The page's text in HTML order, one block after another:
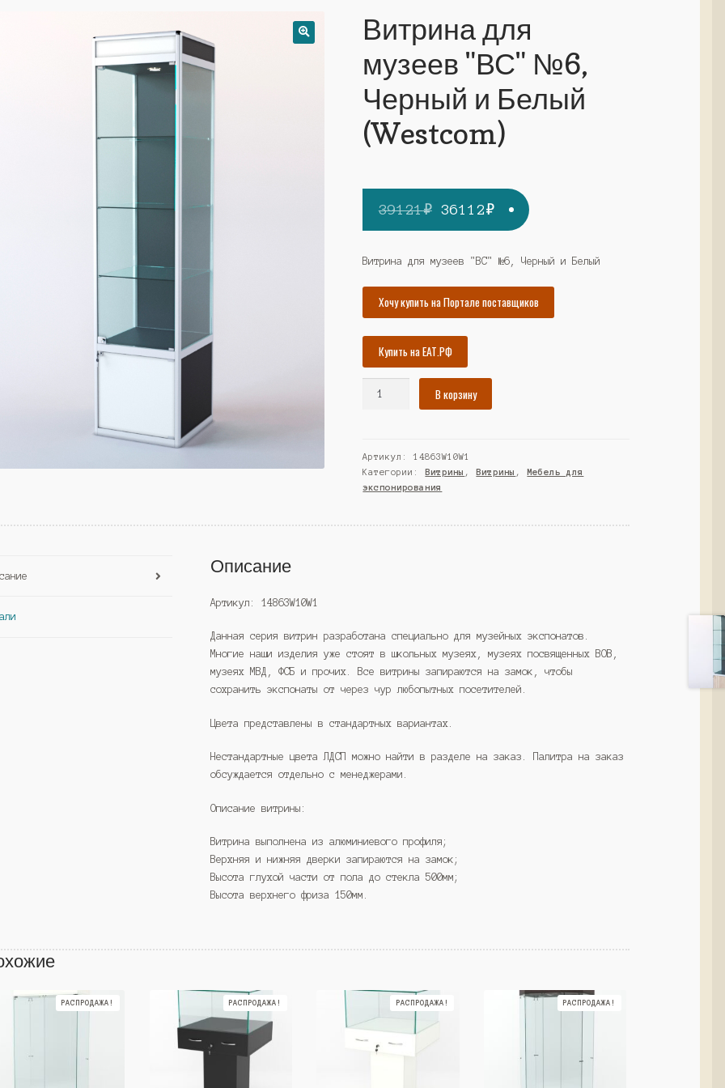
Витрина для
музеев "ВС" №6,
Черный и Белый
(Westcom)
39121₽ Первоначальная
цена
составляла
39121₽.
36112₽Текущая
цена:
36112₽.
Витрина для музеев "ВС" №6, Черный и Белый
Хочу купить на Портале поставщиков
Купить на ЕАТ.РФ
музеев
"ВС"
№6,
и
В корзину
Артикул:14863W10W1
Категории:Витрины ,Витрины ,Мебель для
экспонирования
Описание
Артикул: 14863W10W1
Данная серия витрин разработана специально для музейных экспонатов.
Многие наши изделия уже стоят в школьных музеях, музеях посвященных ВОВ,
музеях МВД, ФСБ и прочих. Все витрины запираются на замок, чтобы
сохранить экспонаты от через чур любопытных посетителей.
Цвета представлены в стандартных вариантах.
Нестандартные цвета ЛДСП можно найти в разделе на заказ. Палитра на заказ
обсуждается отдельно с менеджерами.
Описание витрины:
Витрина выполнена из алюминиевого профиля;
Верхняя и нижняя дверки запираются на замок;
Высота глухой части от пола до стекла 500мм;
Высота верхнего фриза 150мм.
РАСПРОДАЖА! РАСПРОДАЖА! РАСПРОДАЖА! РАСПРОДАЖА!